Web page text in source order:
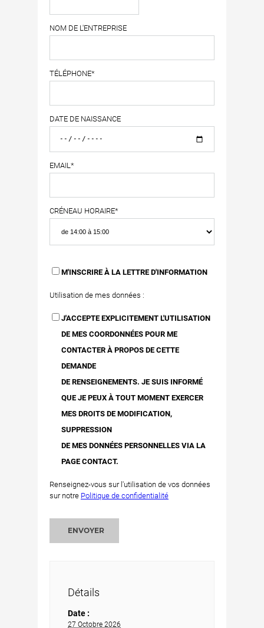
NOM DE L'ENTREPRISE
TÉLÉPHONE*
DATE DE NAISSANCE
EMAIL*
CRÉNEAU HORAIRE*
M'INSCRIRE À LA LETTRE D'INFORMATION
Utilisation de mes données :
J'ACCEPTE EXPLICITEMENT L'UTILISATION
DE MES COORDONNÉES POUR ME
CONTACTER À PROPOS DE CETTE
DEMANDE
DE RENSEIGNEMENTS. JE SUIS INFORMÉ
QUE JE PEUX À TOUT MOMENT EXERCER
MES DROITS DE MODIFICATION,
SUPPRESSION
DE MES DONNÉES PERSONNELLES VIA LA
PAGE CONTACT.
Renseignez-vous sur l'utilisation de vos données
sur notre Politique de confidentialité
ENVOYER
Détails
Date :
27 Octobre 2026